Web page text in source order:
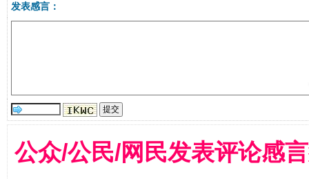
揭批美国五大"原罪" "炒
发表感言：
公众/公民/网民发表评论感